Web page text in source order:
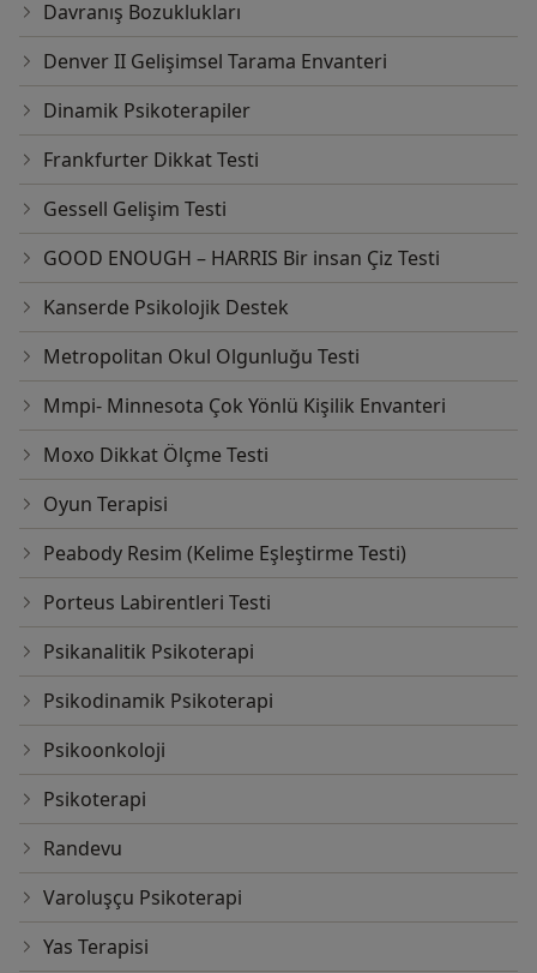
Davranış Bozuklukları
Denver II Gelişimsel Tarama Envanteri
Dinamik Psikoterapiler
Frankfurter Dikkat Testi
Gessell Gelişim Testi
GOOD ENOUGH – HARRIS Bir insan Çiz Testi
Kanserde Psikolojik Destek
Metropolitan Okul Olgunluğu Testi
Mmpi- Minnesota Çok Yönlü Kişilik Envanteri
Moxo Dikkat Ölçme Testi
Oyun Terapisi
Peabody Resim (Kelime Eşleştirme Testi)
Porteus Labirentleri Testi
Psikanalitik Psikoterapi
Psikodinamik Psikoterapi
Psikoonkoloji
Psikoterapi
Randevu
Varoluşçu Psikoterapi
Yas Terapisi